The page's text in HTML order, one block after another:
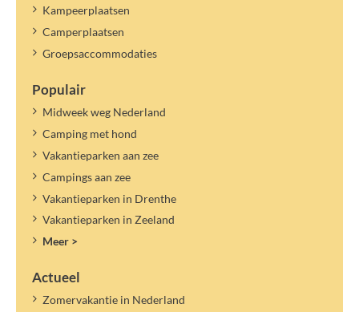
Kampeerplaatsen
Camperplaatsen
Groepsaccommodaties
Populair
Midweek weg Nederland
Camping met hond
Vakantieparken aan zee
Campings aan zee
Vakantieparken in Drenthe
Vakantieparken in Zeeland
Meer >
Actueel
Zomervakantie in Nederland